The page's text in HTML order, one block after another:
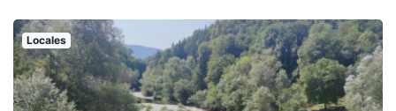
Locales